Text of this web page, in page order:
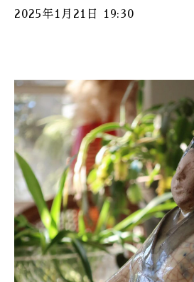
2025年1月21日 19:30